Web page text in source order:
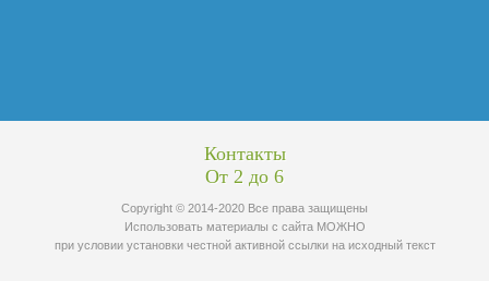
Контакты
От 2 до 6
Copyright © 2014-2020 Все права защищены
Использовать материалы с сайта МОЖНО
при условии установки честной активной ссылки на исходный текст